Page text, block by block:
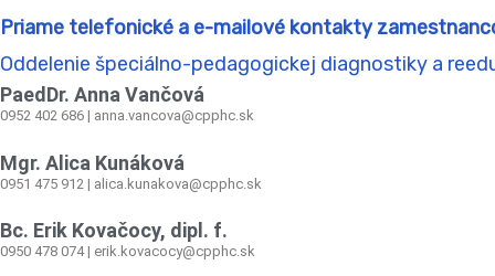
Priame telefonické a e-mailové kontakty
Oddelenie špeciálno-pedagogickej diagnostiky a
PaedDr. Anna Vančová
0952 402 686 | anna.vancova@cpphc.sk
Mgr. Alica Kunáková
0951 475 912 | alica.kunakova@cpphc.sk
Bc. Erik Kovačocy, dipl. f.
0950 478 074 | erik.kovacocy@cpphc.sk